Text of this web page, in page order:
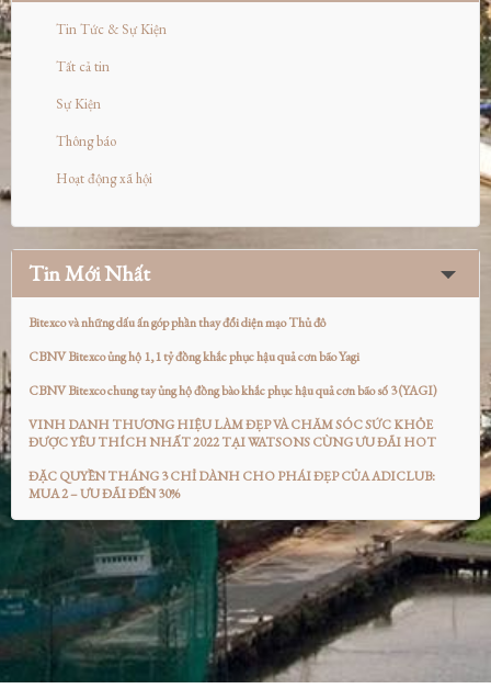
Tin Tức & Sự Kiện
Tất cả tin
Sự Kiện
Thông báo
Hoạt động xã hội
Tin Mới Nhất
Bitexco và những dấu ấn góp phần thay đổi diện mạo Thủ đô
CBNV Bitexco ủng hộ 1,1 tỷ đồng khắc phục hậu quả cơn bão Yagi
CBNV Bitexco chung tay ủng hộ đồng bào khắc phục hậu quả cơn bão số 3 (YAGI)
VINH DANH THƯƠNG HIỆU LÀM ĐẸP VÀ CHĂM SÓC SỨC KHỎE
ĐƯỢC YÊU THÍCH NHẤT 2022 TẠI WATSONS CÙNG ƯU ĐÃI HOT
ĐẶC QUYỀN THÁNG 3 CHỈ DÀNH CHO PHÁI ĐẸP CỦA ADICLUB:
MUA 2 – ƯU ĐÃI ĐẾN 30%